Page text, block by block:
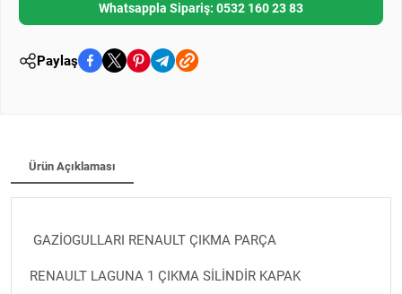
Whatsappla Sipariş: 0532 160 23 83
Paylaş
Ürün Açıklaması
GAZİOGULLARI RENAULT ÇIKMA PARÇA
RENAULT LAGUNA 1 ÇIKMA SİLİNDİR KAPAK